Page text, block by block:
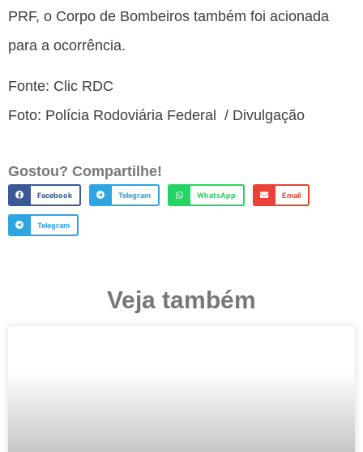
PRF, o Corpo de Bombeiros também foi acionada
para a ocorrência.
Fonte: Clic RDC
Foto: Polícia Rodoviária Federal / Divulgação
Gostou? Compartilhe!
Facebook Telegram WhatsApp Email
Telegram
Veja também